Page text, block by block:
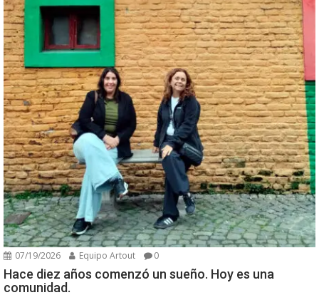
07/19/2026 Equipo Artout 0
Hace diez años comenzó un sueño. Hoy es una
comunidad.